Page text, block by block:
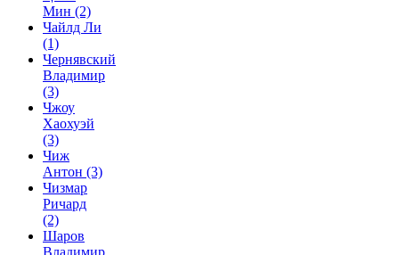
Мин (2)
Чайлд Ли
(1)
Чернявский
Владимир
(3)
Чжоу
Хаохуэй
(3)
Чиж
Антон (3)
Чизмар
Ричард
(2)
Шаров